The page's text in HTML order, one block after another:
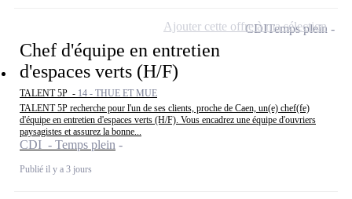
Chef d'équipe en entretien
d'espaces verts (H/F)
TALENT 5P - 14 - THUE ET MUE
TALENT 5P recherche pour l'un de ses clients, proche de Caen, un(e) chef(fe)
d'équipe en entretien d'espaces verts (H/F). Vous encadrez une équipe d'ouvriers
paysagistes et assurez la bonne...
CDI - Temps plein
Publié il y a 3 jours
CDITemps plein
Ajouter cette offre à ma sélection